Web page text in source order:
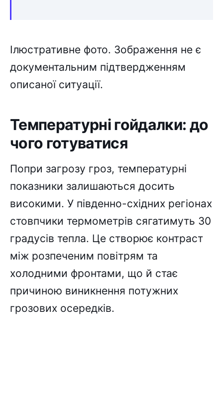
Ілюстративне фото. Зображення не є
документальним підтвердженням
описаної ситуації.
Температурні гойдалки: до
чого готуватися
Попри загрозу гроз, температурні
показники залишаються досить
високими. У південно-східних регіонах
стовпчики термометрів сягатимуть 30
градусів тепла. Це створює контраст
між розпеченим повітрям та
холодними фронтами, що й стає
причиною виникнення потужних
грозових осередків.